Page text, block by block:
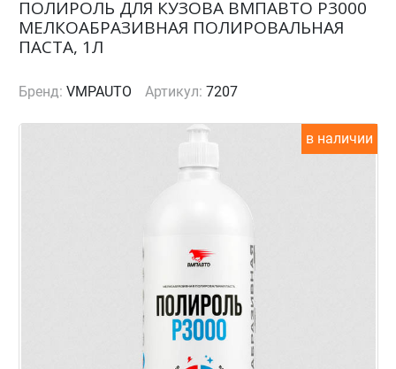
ПОЛИРОЛЬ ДЛЯ КУЗОВА ВМПАВТО P3000
МЕЛКОАБРАЗИВНАЯ ПОЛИРОВАЛЬНАЯ
ПАСТА, 1Л
Бренд: VMPAUTO Артикул: 7207
в наличии